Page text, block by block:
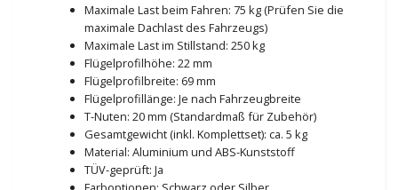
Maximale Last beim Fahren: 75 kg (Prüfen Sie die
maximale Dachlast des Fahrzeugs)
Maximale Last im Stillstand: 250 kg
Flügelprofilhöhe: 22 mm
Flügelprofilbreite: 69 mm
Flügelprofillänge: Je nach Fahrzeugbreite
T-Nuten: 20 mm (Standardmaß für Zubehör)
Gesamtgewicht (inkl. Komplettset): ca. 5 kg
Material: Aluminium und ABS-Kunststoff
TÜV-geprüft: Ja